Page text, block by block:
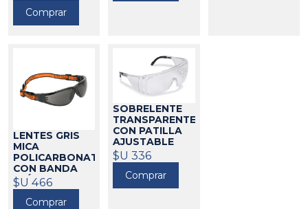
Comprar
LENTES GRIS
MICA
POLICARBONATO
CON BANDA
ELÁSTICA
TRUPER32163
$U 466
Comprar
SOBRELENTE
TRANSPARENTE
CON PATILLA
AJUSTABLE
TRUPER
$U 336
Comprar